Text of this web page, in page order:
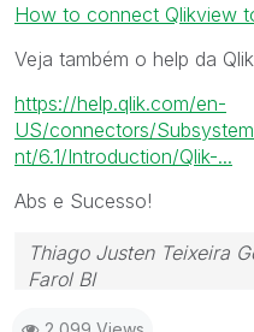
How to connect Qlikview
Veja também o help da
https://help.qlik.com/en-
US/connectors/
nt/6.1/Introduction/Qlik-...
Abs e Sucesso!
Thiago Justen Teixeira
Farol BI